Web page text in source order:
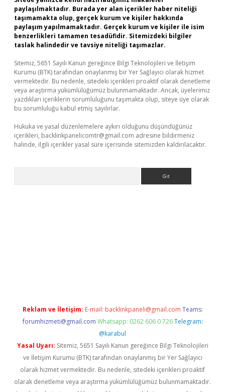
paylaşılmaktadır. Burada yer alan içerikler haber niteliği
taşımamakta olup, gerçek kurum ve kişiler hakkında
paylaşım yapılmamaktadır. Gerçek kurum ve kişiler ile isim
benzerlikleri tamamen tesadüfidir. Sitemizdeki bilgiler
taslak halindedir ve tavsiye niteliği taşımazlar.
Sitemiz, 5651 Sayılı Kanun gereğince Bilgi Teknolojileri ve İletişim
Kurumu (BTK) tarafından onaylanmış bir Yer Sağlayıcı olarak hizmet
vermektedir. Bu nedenle, sitedeki içerikleri proaktif olarak denetleme
veya araştırma yükümlülüğümüz bulunmamaktadır. Ancak, üyelerimiz
yazdıkları içeriklerin sorumluluğunu taşımakta olup, siteye üye olarak
bu sorumluluğu kabul etmiş sayılırlar.
Hukuka ve yasal düzenlemelere aykırı olduğunu düşündüğünüz
içerikleri, backlinkpanelicomtr@gmail.com adresine bildirmeniz
halinde, ilgili içerikler yasal süre içerisinde sitemizden kaldırılacaktır.
Reklam ve İletişim: E-mail: backlinkpaneli@gmail.com Teams:
forumhizmeti@gmail.com Whatsapp: 0262 606 0 726 Telegram:
@karabul
Yasal Uyarı: Sitemiz, 5651 Sayılı Kanun gereğince Bilgi Teknolojileri
ve İletişim Kurumu (BTK) tarafından onaylanmış bir Yer Sağlayıcı
olarak hizmet vermektedir. Bu nedenle, sitedeki içerikleri proaktif
olarak denetleme veya araştırma yükümlülüğümüz bulunmamaktadır.